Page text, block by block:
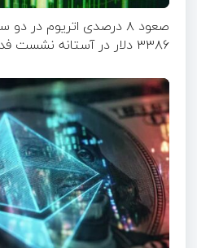
صعود ۸ درصدی اتریوم
۳۳۸۶ دلار در آستانه نشست فدرال رزرو